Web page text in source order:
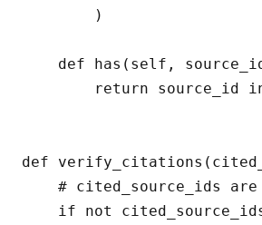
        )
def has(self,
return source_id
def
# cited_source_ids
if not